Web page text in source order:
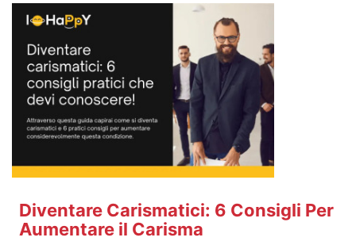
Diventare Carismatici: 6 Consigli Per
Aumentare il Carisma